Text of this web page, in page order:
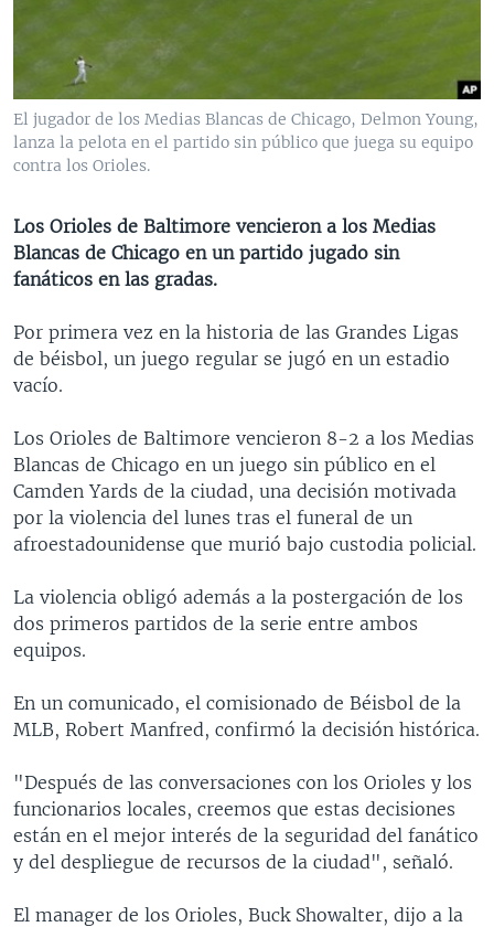
VENEZUELA
BRASIL
NICARAGUA
ECONOMÍA
ENTRETENIMIENTO Y CULTURA
TECNOLOGÍA
DEPORTES
MULTIMEDIA
VIDEOS
FOTOGRAFÍA
AUDIOS
PROGRAMAS TV
EL MUNDO AL DÍA
FORO INTERAMERICANO
LAS CLAVES
PANORAMA
RADIO
AVANCE INFORMATIVO
BUENOS DÍAS AMÉRICA
ESTADOS UNIDOS AL DÍA
FORO [RADIO]
DEPORTIVO INTERNACIONAL
ENTRETENIMIENTO
DIRECT
Learning English
El jugador de los Medias Blancas de Chicago, Delmon Young,
lanza la pelota en el partido sin público que juega su equipo
contra los Orioles.
Los Orioles de Baltimore vencieron a los Medias
Blancas de Chicago en un partido jugado sin
fanáticos en las gradas.
Por primera vez en la historia de las Grandes Ligas
de béisbol, un juego regular se jugó en un estadio
vacío.
Los Orioles de Baltimore vencieron 8-2 a los Medias
Blancas de Chicago en un juego sin público en el
Camden Yards de la ciudad, una decisión motivada
por la violencia del lunes tras el funeral de un
afroestadounidense que murió bajo custodia policial.
La violencia obligó además a la postergación de los
dos primeros partidos de la serie entre ambos
equipos.
En un comunicado, el comisionado de Béisbol de la
MLB, Robert Manfred, confirmó la decisión histórica.
"Después de las conversaciones con los Orioles y los
funcionarios locales, creemos que estas decisiones
están en el mejor interés de la seguridad del fanático
y del despliegue de recursos de la ciudad", señaló.
El manager de los Orioles, Buck Showalter, dijo a la